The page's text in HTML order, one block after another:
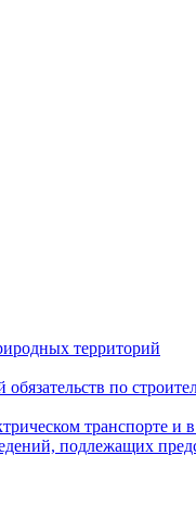
территорий
по
транспорте и
подлежащих